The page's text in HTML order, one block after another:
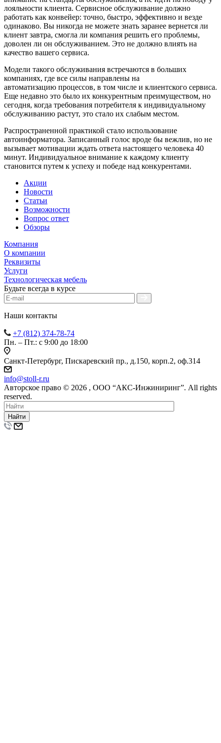
лояльности клиента. Сервисное обслуживание должно
работать как конвейер: точно, быстро, эффективно и везде
одинаково. Вы никогда не можете знать заранее вернется ли
клиент завтра, смогла ли компания решить его проблемы,
доволен ли он обслуживанием. Это не должно влиять на
качество вашего сервиса.
Модели такого обслуживания встречаются в больших
компаниях, где все силы направлены на
автоматизацию процессов, в том числе и клиентского сервиса.
Еще недавно это было их конкурентным преимуществом, но
сегодня, когда требования потребителя к индивидуальному
обслуживанию растут, это стало их слабым местом.
Распространенной практикой стало использование
автоинформатора. Записанный голос вроде бы вежлив, но не
вызывает мотивации ждать ответа настоящего человека 40
минут. Индивидуальное внимание к каждому клиенту
становится путем к успеху и победе над конкурентами.
Акции
Новости
Статьи
Возможности
Вопрос ответ
Обзоры
Компания
О компании
Реквизиты
Услуги
Технологическая мебель
Будьте всегда в курсе
Наши контакты
+7 (812) 374-78-74
Пн. – Пт.: с 9:00 до 18:00
Санкт-Петербург, Пискаревский пр., д.150, корп.2, оф.314
info@stoll-r.ru
Авторское право © 2026 , OOO “АКС-Инжиниринг”. All rights
reserved.
Найти